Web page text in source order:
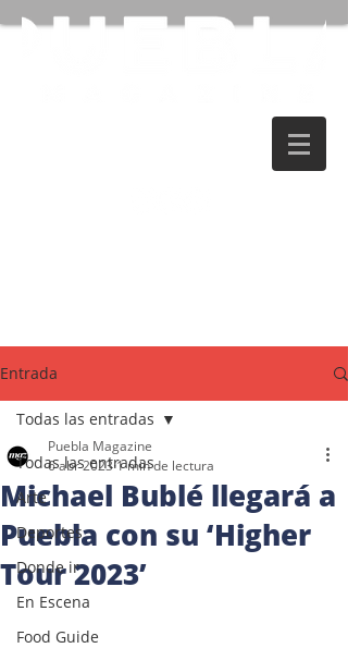
Entrada
Todas las entradas
Arte
Deportes
Donde ir
En Escena
Food Guide
Todas las entradas
Michael Bublé llegará a
Puebla con su ‘Higher
Tour 2023’
Puebla Magazine
6 abr 20231 min de lectura